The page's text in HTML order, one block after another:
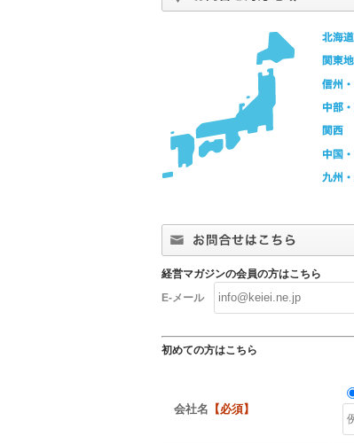
経営マガジンの会員の方はこちら
E-メール
初めての方はこちら
会社名 【必須】